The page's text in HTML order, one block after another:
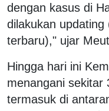
dengan kasus di
dilakukan
terbaru)," ujar
Hingga hari ini
menangani sekitar
termasuk di